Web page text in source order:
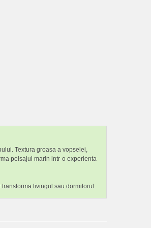
Textura groasa a vopselei,
peisajul marin intr-o experienta
livingul sau dormitorul.